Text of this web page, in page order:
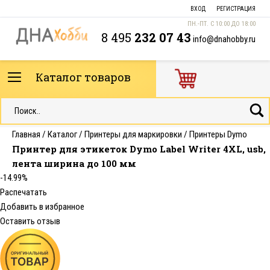
ВХОД РЕГИСТРАЦИЯ
ПН.-ПТ. С 10:00 ДО 18:00
8 495 232 07 43 info@dnahobby.ru
Каталог товаров
Главная / Каталог/ Принтеры для маркировки / Принтеры Dymo
Принтер для этикеток Dymo Label Writer 4XL, usb,
лента ширина до 100 мм
-14.99%
Распечатать
Добавить в избранное
Оставить отзыв